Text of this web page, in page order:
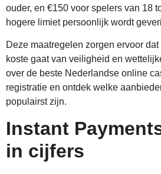
ouder, en €150 voor spelers van 18
hogere limiet persoonlijk wordt
Deze maatregelen zorgen ervoor
koste gaat van veiligheid en
over de beste Nederlandse online
registratie en ontdek welke
populairst zijn.
Instant
in cijfers